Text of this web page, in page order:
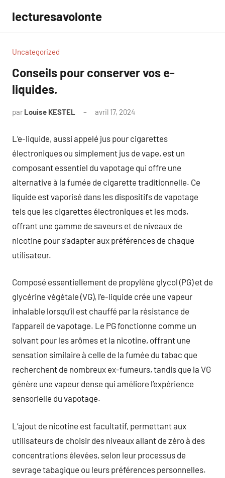
contenu
lecturesavolonte
Uncategorized
Conseils pour conserver vos e-
liquides.
par Louise KESTEL avril 17, 2024
L’e-liquide, aussi appelé jus pour cigarettes
électroniques ou simplement jus de vape, est un
composant essentiel du vapotage qui offre une
alternative à la fumée de cigarette traditionnelle. Ce
liquide est vaporisé dans les dispositifs de vapotage
tels que les cigarettes électroniques et les mods,
offrant une gamme de saveurs et de niveaux de
nicotine pour s’adapter aux préférences de chaque
utilisateur.
Composé essentiellement de propylène glycol (PG) et de
glycérine végétale (VG), l’e-liquide crée une vapeur
inhalable lorsqu’il est chauffé par la résistance de
l’appareil de vapotage. Le PG fonctionne comme un
solvant pour les arômes et la nicotine, offrant une
sensation similaire à celle de la fumée du tabac que
recherchent de nombreux ex-fumeurs, tandis que la VG
génère une vapeur dense qui améliore l’expérience
sensorielle du vapotage.
L’ajout de nicotine est facultatif, permettant aux
utilisateurs de choisir des niveaux allant de zéro à des
concentrations élevées, selon leur processus de
sevrage tabagique ou leurs préférences personnelles.